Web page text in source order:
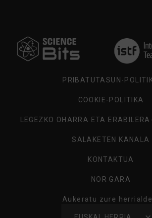
PRIBATUTASUN-
COOKIE-POLITIKA
LEGEZKO OHARRA ETA
SALAKETEN KANALA
KONTAKTUA
NOR GARA
Aukeratu zure
AUKERATU
ZURE
HERRIALDEA